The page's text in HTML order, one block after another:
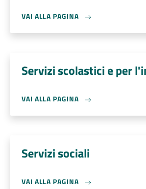
VAI ALLA PAGINA
Servizi scolastici e per
VAI ALLA PAGINA
Servizi sociali
VAI ALLA PAGINA